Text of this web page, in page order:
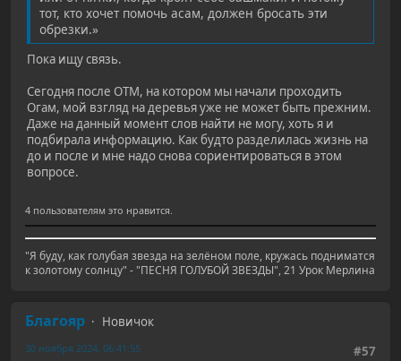
тот, кто хочет помочь асам, должен бросать эти
обрезки.»
Пока ищу связь.
Сегодня после ОТМ, на котором мы начали проходить
Огам, мой взгляд на деревья уже не может быть прежним.
Даже на данный момент слов найти не могу, хоть я и
подбирала информацию. Как будто разделилась жизнь на
до и после и мне надо снова сориентироваться в этом
вопросе.
4 пользователям это нравится.
"Я буду, как голубая звезда на зелёном поле, кружась подниматся
к золотому солнцу" - "ПЕСНЯ ГОЛУБОЙ ЗВЕЗДЫ", 21 Урок Мерлина
Благояр
Новичок
#57
30 ноября 2024, 06:41:55